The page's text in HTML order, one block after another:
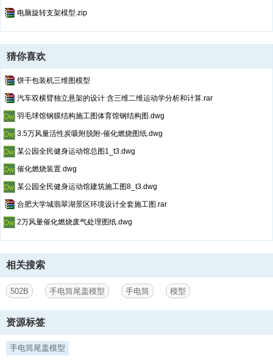
电脑旋转支架模型.zip
猜你喜欢
饼干包装机三维图模型
汽车双横臂独立悬架的设计 含三维二维运动学分析和计算.rar
羽毛球馆钢膜结构施工图体育馆钢结构图.dwg
3.5万风量活性炭吸附脱附-催化燃烧图纸.dwg
某公园全民健身运动馆总图1_t3.dwg
催化燃烧装置.dwg
某公园全民健身运动馆建筑施工图8_t3.dwg
合肥大学城翡翠湖景区环境设计全套施工图.rar
2万风量催化燃烧废气处理图纸.dwg
相关搜索
502B 手电筒尾盖模型 手电筒 模型
资源标签
手电筒尾盖模型